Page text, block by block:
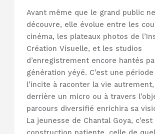
Avant même que le grand public
découvre, elle évolue entre les
cinéma, les plateaux photos de
Création Visuelle, et les studios
d’enregistrement encore hantés
génération yéyé. C’est une
l’incite à raconter la vie
derrière un micro ou à travers
parcours diversifié enrichira sa
La jeunesse de Chantal Goya,